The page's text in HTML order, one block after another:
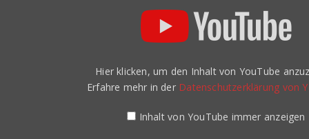
Hier klicken, um den Inhalt von YouTube
Erfahre mehr in der Datenschutzerklärung von
Inhalt von YouTube immer anzeigen